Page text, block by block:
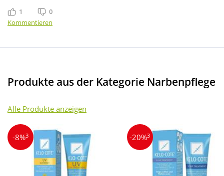
Gefällt mir
1 Gefällt mir nicht
0
Kommentieren
Produkte aus der Kategorie Narbenpflege
Alle Produkte anzeigen
-8%3 -20%3